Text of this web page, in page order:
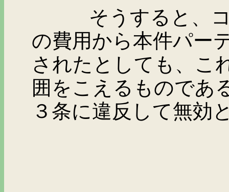
そうすると、コミ
の費用から本件パー
されたとしても、こ
囲をこえるものであ
３条に違反して無効